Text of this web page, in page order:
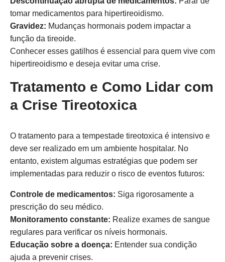
tomar medicamentos para hipertireoidismo.
Gravidez: Mudanças hormonais podem impactar a
função da tireoide.
Conhecer esses gatilhos é essencial para quem vive com
hipertireoidismo e deseja evitar uma crise.
Tratamento e Como Lidar com
a Crise Tireotoxica
O tratamento para a tempestade tireotoxica é intensivo e
deve ser realizado em um ambiente hospitalar. No
entanto, existem algumas estratégias que podem ser
implementadas para reduzir o risco de eventos futuros:
Controle de medicamentos: Siga rigorosamente a
prescrição do seu médico.
Monitoramento constante: Realize exames de sangue
regulares para verificar os níveis hormonais.
Educação sobre a doença: Entender sua condição
ajuda a prevenir crises.